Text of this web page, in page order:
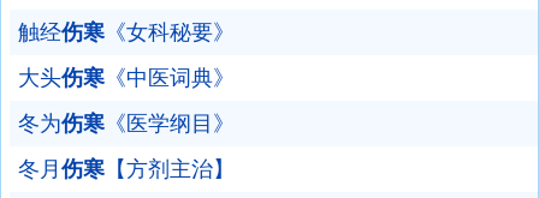
触经伤寒 《女科秘要》
大头伤寒 《中医词典》
冬为伤寒 《医学纲目》
冬月 伤寒 【方剂主治】